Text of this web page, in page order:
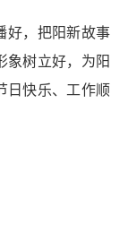
好，把阳新故事
象树立好，为阳
日快乐、工作顺